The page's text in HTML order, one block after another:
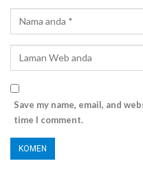
Save my name, email, and
time I comment.